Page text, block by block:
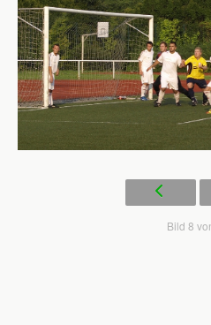
Bild 8